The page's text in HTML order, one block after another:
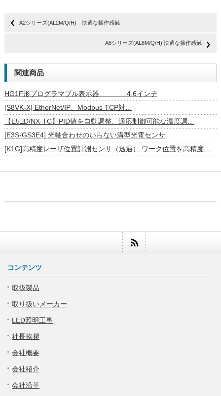
A2シリーズ(AL2M/Q/H) 快適な操作感触
A8シリーズ(AL8M/Q/H) 快適な操作感触
関連商品
HG1F形プログラマブル表示器 4.6インチ
[S8VK-X] EtherNet/IP、Modbus TCP対…
【E5□D/NX-TC】PID値を自動調整、適応制御可能な温度調…
[E3S-GS3E4] 光軸合わせのいらない溝型光電センサ
[K1G]高精度レーザ位置計測センサ（透過） ワーク位置を高精度…
コンテンツ
取扱製品
取り扱いメーカー
LED照明工事
社長挨拶
会社概要
会社紹介
会社沿革